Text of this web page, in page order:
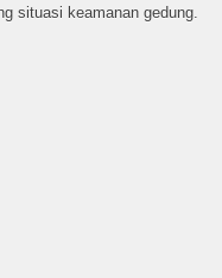
situasi keamanan gedung.